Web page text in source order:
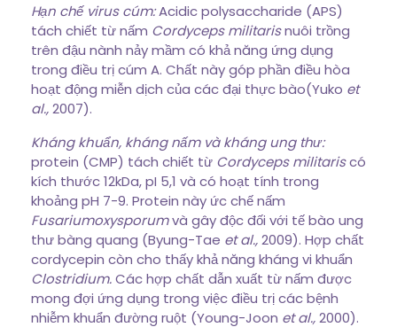
Hạn chế virus cúm:Acidic polysaccharide (APS)
tách chiết từ nấm Cordyceps militarisnuôi trồng
trên đậu nành nảy mầm có khả năng ứng dụng
trong điều trị cúm A. Chất này góp phần điều hòa
hoạt động miễn dịch của các đại thực bào(Yuko et
al.,2007).
Kháng khuẩn, kháng nấm và kháng ung thư:
protein (CMP) tách chiết từ Cordyceps militariscó
kích thước 12kDa, pI 5,1 và có hoạt tính trong
khoảng pH 7-9. Protein này ức chế nấm
Fusariumoxysporumvà gây độc đối với tế bào ung
thư bàng quang (Byung-Tae et al.,2009). Hợp chất
cordycepin còn cho thấy khả năng kháng vi khuẩn
Clostridium.Các hợp chất dẫn xuất từ nấm được
mong đợi ứng dụng trong việc điều trị các bệnh
nhiễm khuẩn đường ruột (Young-Joon et al.,2000).